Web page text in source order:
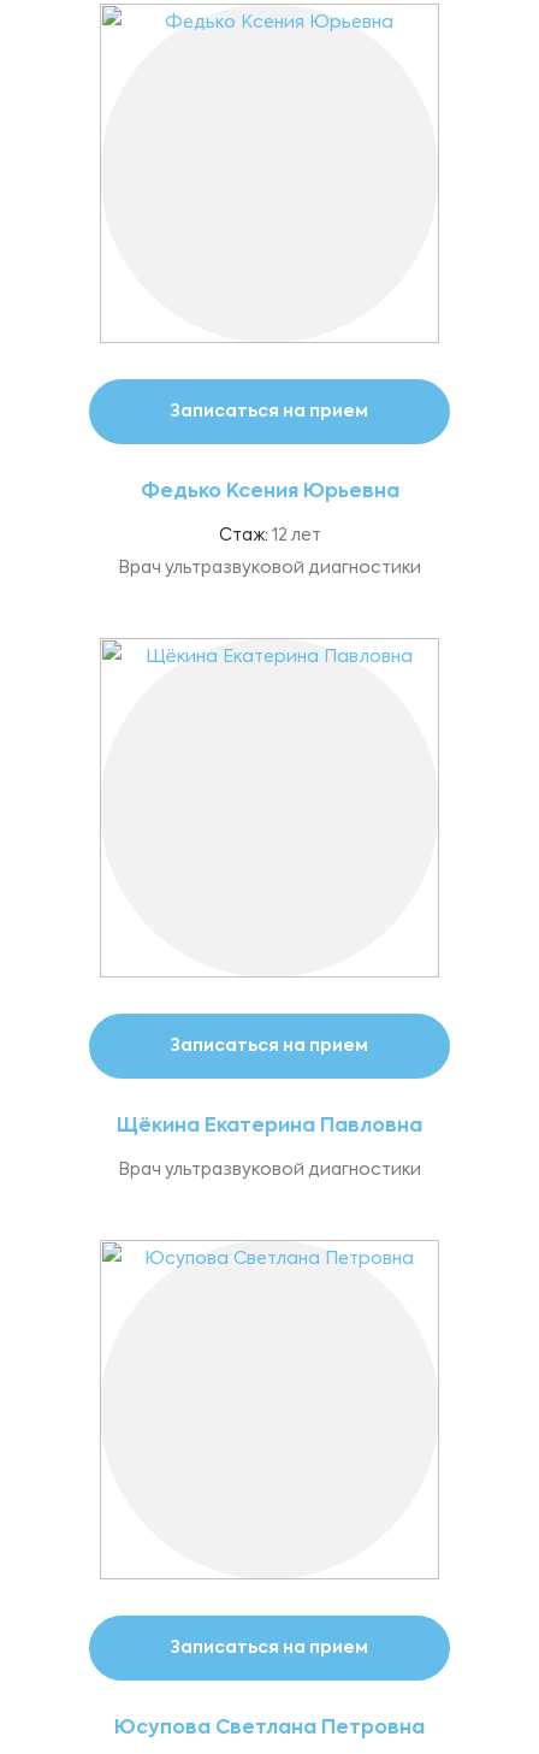
Записаться на прием
Федько Ксения Юрьевна
Стаж: 12 лет
Врач ультразвуковой диагностики
Записаться на прием
Щёкина Екатерина Павловна
Врач ультразвуковой диагностики
Записаться на прием
Юсупова Светлана Петровна